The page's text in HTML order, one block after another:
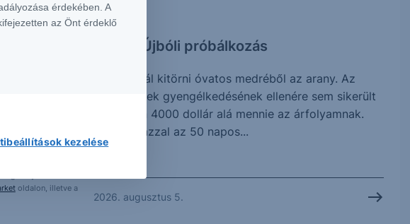
és III/75.005-
vagy
jegyzésére,
nem
tényezők
oldalon, illetve a
Arany: Újbóli próbálkozás
CHART
Újra próbál kitörni óvatos medréből az arany. Az
elmúlt hetek gyengélkedésének ellenére sem sikerült
érdemben 4000 dollár alá mennie az árfolyamnak.
Jelenleg azzal az 50 napos...
2026. augusztus 5.
érdekében. A
az Önt érdeklő
kezelése